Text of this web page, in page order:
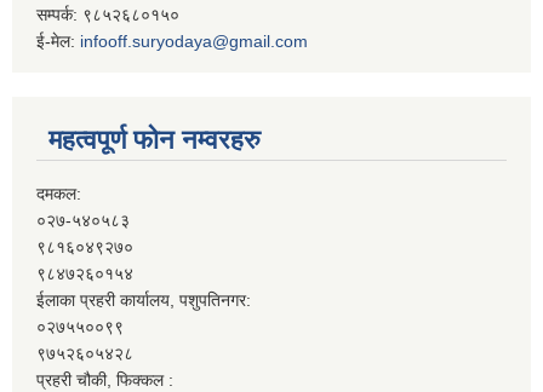
सम्पर्क: ९८५२६८०१५०
ई-मेल: infooff.suryodaya@gmail.com
महत्वपूर्ण फोन नम्वरहरु
दमकल:
०२७-५४०५८३
९८१६०४९२७०
९८४७२६०१५४
ईलाका प्रहरी कार्यालय, पशुपतिनगर:
०२७५५००९९
९७५२६०५४२८
प्रहरी चौकी, फिक्कल :